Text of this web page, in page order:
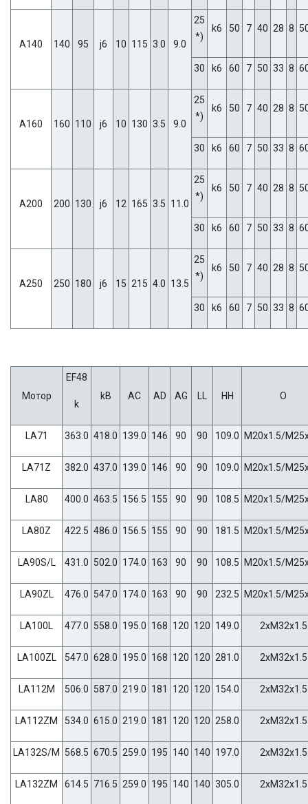
A140 140 95 j6 10 115 3.0 9.0
25
*)
k6 50 7 40 28 8
30 k6 60 7 50 33 8
A160 160 110 j6 10 130 3.5 9.0
25
*)
k6 50 7 40 28 8
30 k6 60 7 50 33 8
A200 200 130 j6 12 165 3.5 11.0
25
*)
k6 50 7 40 28 8
30 k6 60 7 50 33 8
A250 250 180 j6 15 215 4.0 13.5
25
*)
k6 50 7 40 28 8
30 k6 60 7 50 33 8
Мотор
EF48
k
kB AC AD AG LL HH O
LA71 363.0 418.0 139.0 146 90 90 109.0 M20x1.5/
LA71Z 382.0 437.0 139.0 146 90 90 109.0 M20x1.5/
LA80 400.0 463.5 156.5 155 90 90 108.5 M20x1.5/
LA80Z 422.5 486.0 156.5 155 90 90 181.5 M20x1.5/
LA90S/L 431.0 502.0 174.0 163 90 90 108.5 M20x1.5/
LA90ZL 476.0 547.0 174.0 163 90 90 232.5 M20x1.5/
LA100L 477.0 558.0 195.0 168 120 120 149.0 2xM32x1.5
LA100ZL 547.0 628.0 195.0 168 120 120 281.0 2xM32x1.5
LA112M 506.0 587.0 219.0 181 120 120 154.0 2xM32x1.5
LA112ZM 534.0 615.0 219.0 181 120 120 258.0 2xM32x1.5
LA132S/M 568.5 670.5 259.0 195 140 140 197.0 2xM32x1.5
LA132ZM 614.5 716.5 259.0 195 140 140 305.0 2xM32x1.5